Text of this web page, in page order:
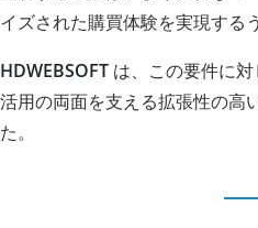
イズされた購買体験を実現する
HDWEBSOFT は、この要件に
活用の両面を支える拡張性の高
た。